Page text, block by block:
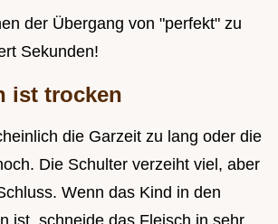
der Übergang von "perfekt" zu
Sekunden!
ist trocken
die Garzeit zu lang oder die
Die Schulter verzeiht viel, aber
Wenn das Kind in den